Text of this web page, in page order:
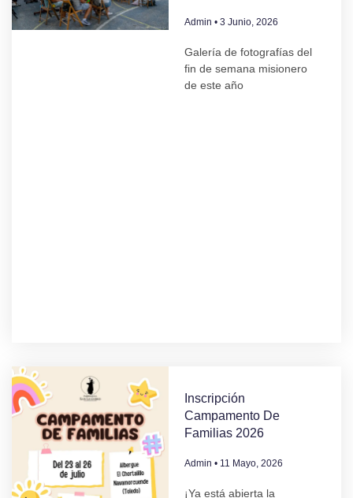
Admin 3 Junio, 2026
Galería de fotografías del
fin de semana misionero
de este año
Inscripción
Campamento De
Familias 2026
Admin 11 Mayo, 2026
¡Ya está abierta la